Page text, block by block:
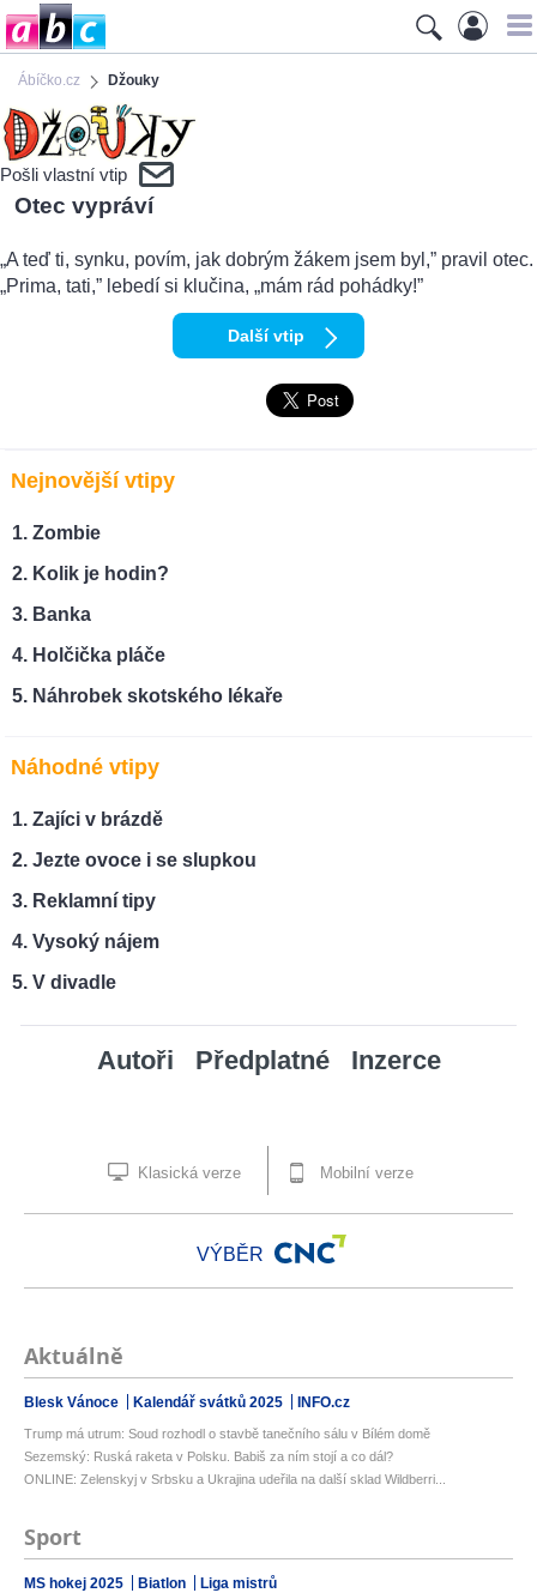
Ábíčko.cz Džouky
Pošli vlastní vtip
Otec vypráví
„A teď ti, synku, povím, jak dobrým žákem jsem byl,” pravil otec.
„Prima, tati,” lebedí si klučina, „mám rád pohádky!”
Další vtip
Nejnovější vtipy
Zombie
Kolik je hodin?
Banka
Holčička pláče
Náhrobek skotského lékaře
Náhodné vtipy
Zajíci v brázdě
Jezte ovoce i se slupkou
Reklamní tipy
Vysoký nájem
V divadle
Autoři Předplatné Inzerce
Klasická verze Mobilní verze
VÝBĚR
Aktuálně
Blesk Vánoce Kalendář svátků 2025 INFO.cz
Trump má utrum: Soud rozhodl o stavbě tanečního sálu v Bílém domě
Sezemský: Ruská raketa v Polsku. Babiš za ním stojí a co dál?
ONLINE: Zelenskyj v Srbsku a Ukrajina udeřila na další sklad Wildberri...
Sport
MS hokej 2025 Biatlon Liga mistrů